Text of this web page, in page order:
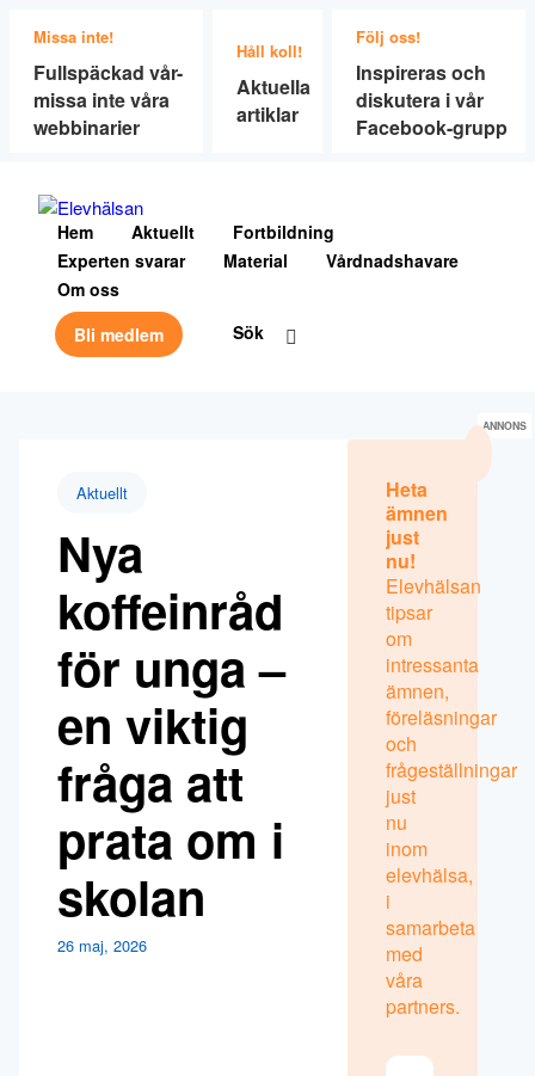
Missa inte!
Fullspäckad vår-
missa inte våra
webbinarier
Håll koll!
Aktuella
artiklar
Följ oss!
Inspireras och
diskutera i vår
Facebook-grupp
Hem Aktuellt
Fortbildning
Experten svarar
Material
Vårdnadshavare
Om oss
Bli medlem
Sök
Aktuellt
Nya
koffeinråd
för unga –
en viktig
fråga att
prata om i
skolan
26 maj, 2026
Heta
ämnen
just
nu!
Elevhälsan
tipsar
om
intressanta
ämnen,
föreläsningar
och
frågeställningar
just
nu
inom
elevhälsa,
i
samarbeta
med
våra
partners.
ANNONS